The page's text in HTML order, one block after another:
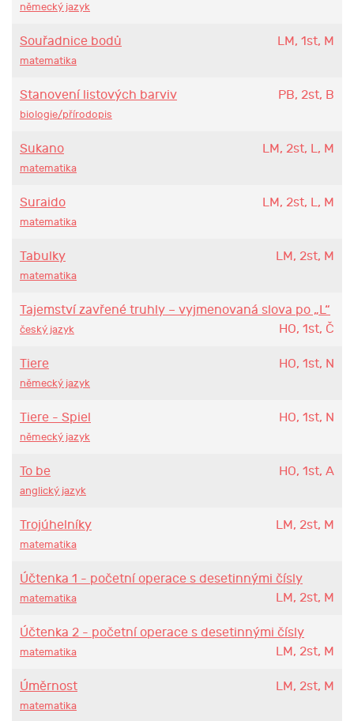
německý jazyk
Souřadnice bodů LM, 1st, M
matematika
Stanovení listových barviv PB, 2st, B
biologie/přírodopis
Sukano LM, 2st, L, M
matematika
Suraido LM, 2st, L, M
matematika
Tabulky LM, 2st, M
matematika
Tajemství zavřené truhly – vyjmenovaná slova po „L“
HO, 1st, Č
český jazyk
Tiere HO, 1st, N
německý jazyk
Tiere - Spiel HO, 1st, N
německý jazyk
To be HO, 1st, A
anglický jazyk
Trojúhelníky LM, 2st, M
matematika
Účtenka 1 - početní operace s desetinnými čísly
LM, 2st, M
matematika
Účtenka 2 - početní operace s desetinnými čísly
LM, 2st, M
matematika
Úměrnost LM, 2st, M
matematika